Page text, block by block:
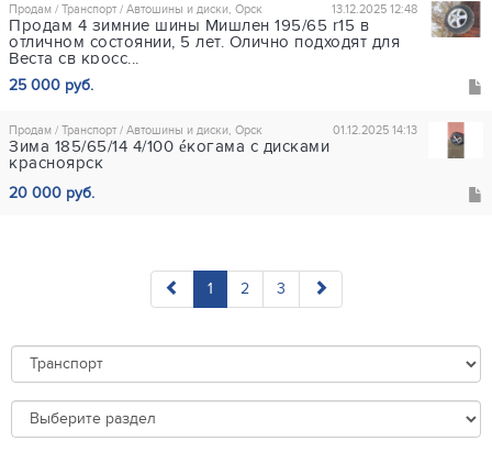
13.12.2025 12:48
Продам / Транспорт / Автошины и диски, Орск
Продам 4 зимние шины Мишлен 195/65 r15 в
отличном состоянии, 5 лет. Олично подходят для
Веста св кросс...
25 000 руб.
01.12.2025 14:13
Продам / Транспорт / Автошины и диски, Орск
Зима 185/65/14 4/100 éкогама с дисками
красноярск
20 000 руб.
1 2 3